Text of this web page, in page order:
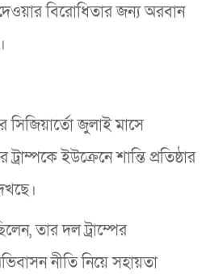
বিরোধিতার জন্য অরবান
সিজিয়ার্তো জুলাই মাসে
ইউক্রেনে শান্তি প্রতিষ্ঠার
তার দল ট্রাম্পের
নীতি নিয়ে সহায়তা